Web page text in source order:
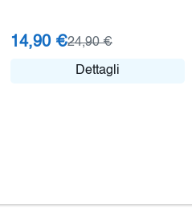
14,90 €24,90 €
Dettagli